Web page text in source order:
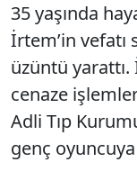
35 yaşında
İrtem’in vefatı
üzüntü yarattı.
cenaze
Adli Tıp
genç